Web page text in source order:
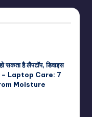
है लैपटॉप, डिवाइस
– Laptop Care: 7
Moisture